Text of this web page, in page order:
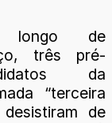
longo de
três pré-
da
“terceira
desistiram de